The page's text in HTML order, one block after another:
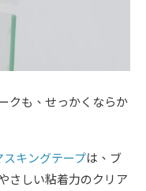
クも、せっかくならか
スキングテープは、ブ
さしい粘着力のクリア